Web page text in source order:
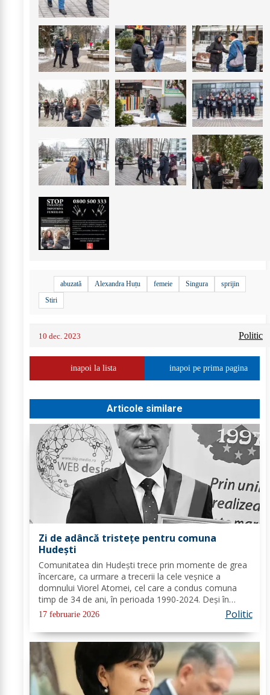
abuzată Alexandra Huțu femeie Singura
sprijin
Stiri
10 dec. 2023 Politic
inapoi la lista inapoi pe prima pagina
Articole similare
Zi de adâncă tristețe pentru comuna
Hudești
Comunitatea din Hudești trece prin momente de grea
încercare, ca urmare a trecerii la cele veșnice a
domnului Viorel Atomei, cel care a condus comuna
timp de 34 de ani, în perioada 1990-2024. Deși în
ultima perioadă s-a confruntat cu probleme de
sănătate, vestea dispariției sale a adus multă durere...
17 februarie 2026 Politic